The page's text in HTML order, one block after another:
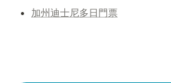
加州迪士尼多日門票